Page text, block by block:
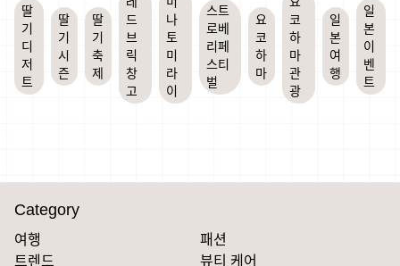
딸
기
디
저
트
딸
기
시
즌
딸
기
축
제
드
브
릭
창
고
나
토
미
라
이
스트
로베
리페
스티
벌
요
코
하
마
코
하
마
관
광
일
본
여
행
일
본
이
벤
트
Category
여행
패션
트렌드
뷰티 케어